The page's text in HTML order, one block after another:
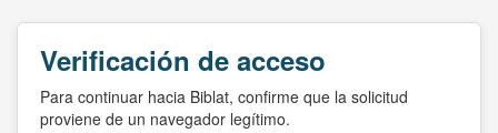
Verificación de acceso
Para continuar hacia Biblat, confirme que la solicitud
proviene de un navegador legítimo.